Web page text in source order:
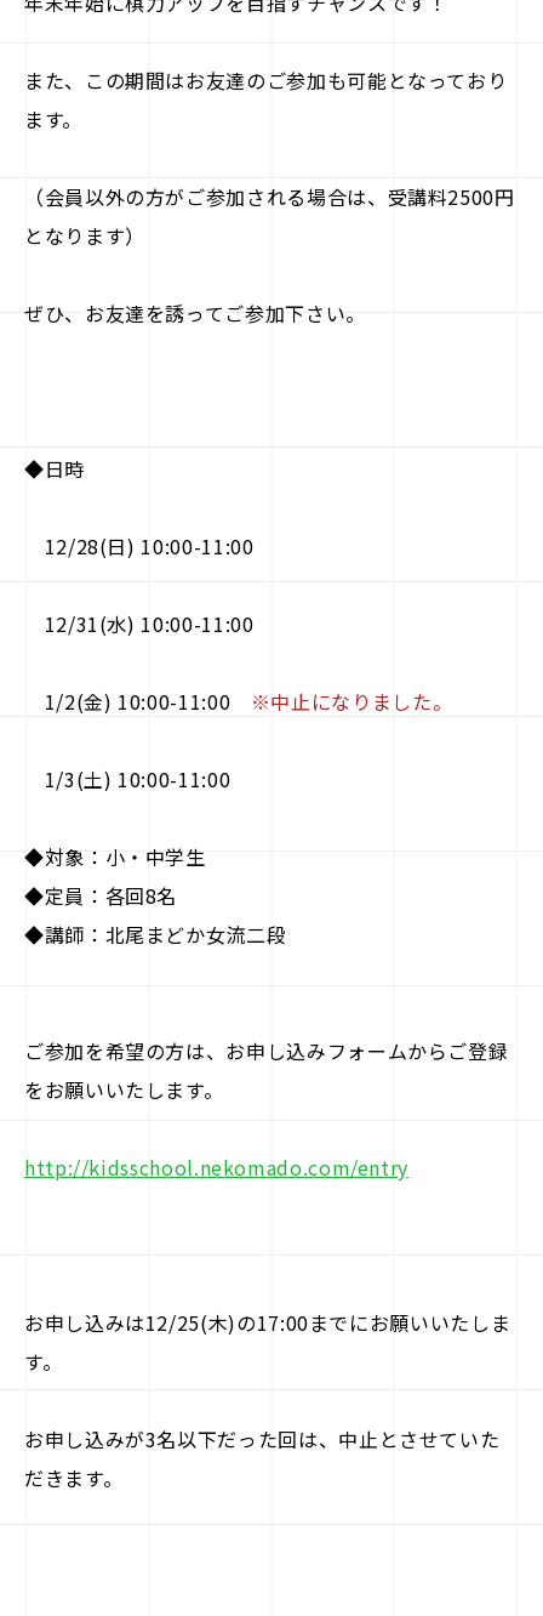
また、この期間はお友達のご参加も可能となっており
ます。
（会員以外の方がご参加される場合は、受講料2500円
となります）
ぜひ、お友達を誘ってご参加下さい。
◆日時
12/28(日) 10:00-11:00
12/31(水) 10:00-11:00
1/2(金) 10:00-11:00 ※中止になりました。
1/3(土) 10:00-11:00
◆対象：小・中学生
◆定員：各回8名
◆講師：北尾まどか女流二段
ご参加を希望の方は、お申し込みフォームからご登録
をお願いいたします。
http://kidsschool.nekomado.com/entry
お申し込みは12/25(木)の17:00までにお願いいたしま
す。
お申し込みが3名以下だった回は、中止とさせていた
だきます。